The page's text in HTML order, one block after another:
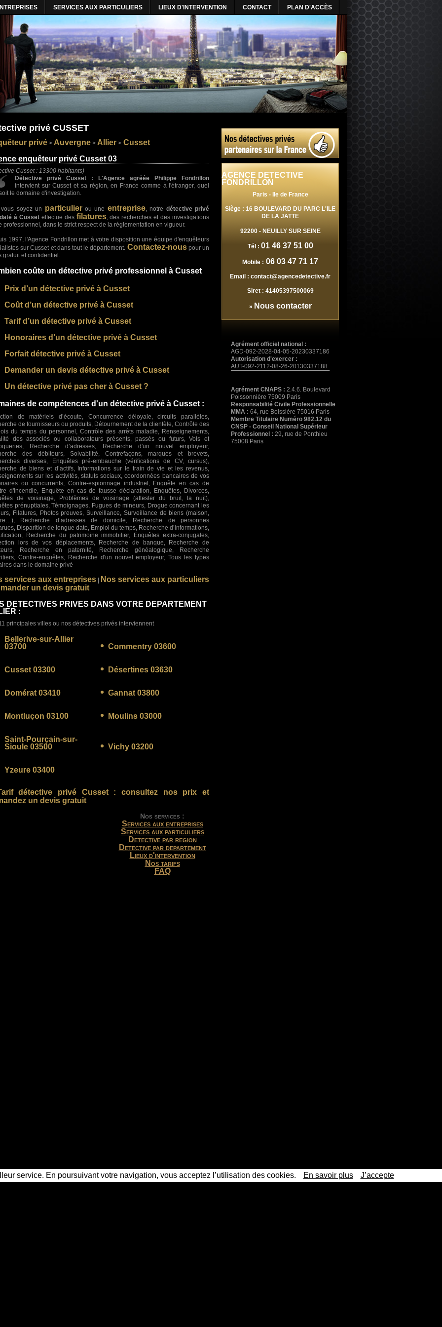
SERVICES AUX PARTICULIERS LIEUX D'INTERVENTION CONTACT PLAN D'ACCÈS
privé CUSSET
privé > Auvergne > Allier > Cusset
enquêteur privé Cusset 03
Cusset : 13300 habitants)
Détective privé Cusset : L'Agence agréée Philippe Fondrillon
intervient sur Cusset et sa région, en France comme à l'étranger, quel
le domaine d'investigation.
soyez un particulierou une entreprise, notre détective privé
à Cusseteffectue des filatures, des recherches et des investigations
professionnel, dans le strict respect de la réglementation en vigueur.
1997, l'Agence Fondrillon met à votre disposition une équipe d'enquêteurs
sur Cusset et dans tout le département. Contactez-nouspour un
gratuit et confidentiel.
coûte un détective privé professionnel à Cusset
Prix d’un détective privé à Cusset
Coût d’un détective privé à Cusset
Tarif d’un détective privé à Cusset
Honoraires d’un détective privé à Cusset
Forfait détective privé à Cusset
Demander un devis détective privé à Cusset
Un détective privé pas cher à Cusset ?
de compétences d'un détective privé à Cusset :
de matériels d’écoute, Concurrence déloyale, circuits parallèles,
de fournisseurs ou produits, Détournement de la clientèle, Contrôle des
du temps du personnel, Contrôle des arrêts maladie, Renseignements,
des associés ou collaborateurs présents, passés ou futurs, Vols et
Recherche d’adresses, Recherche d'un nouvel employeur,
des débiteurs, Solvabilité, Contrefaçons, marques et brevets,
diverses, Enquêtes pré-embauche (vérifications de CV, cursus),
de biens et d’actifs, Informations sur le train de vie et les revenus,
sur les activités, statuts sociaux, coordonnées bancaires de vos
ou concurrents, Contre-espionnage industriel, Enquête en cas de
d'incendie, Enquête en cas de fausse déclaration, Enquêtes, Divorces,
de voisinage, Problèmes de voisinage (attester du bruit, la nuit),
prénuptiales, Témoignages, Fugues de mineurs, Drogue concernant les
Filatures, Photos preuves, Surveillance, Surveillance de biens (maison,
Recherche d’adresses de domicile, Recherche de personnes
Disparition de longue date, Emploi du temps, Recherche d’informations,
Recherche du patrimoine immobilier, Enquêtes extra-conjugales,
lors de vos déplacements, Recherche de banque, Recherche de
Recherche en paternité, Recherche généalogique, Recherche
Contre-enquêtes, Recherche d'un nouvel employeur, Tous les types
dans le domaine privé
services aux entreprises Nos services aux particuliers
un devis gratuit
DETECTIVES PRIVES DANS VOTRE DEPARTEMENT
:
principales villes ou nos détectives privés interviennent
Bellerive-sur-Allier
03700
Commentry 03600
Cusset 03300 Désertines 03630
Domérat 03410 Gannat 03800
Montluçon 03100 Moulins 03000
Saint-Pourçain-sur-
Sioule 03500
Vichy 03200
Yzeure 03400
détective privé Cusset: consultez nos prix et
un devis gratuit
AGENCE DETECTIVE
FONDRILLON
Paris - Ile de France
Siège : 16 BOULEVARD DU PARC L'ILE
DE LA JATTE
92200- NEUILLY SUR SEINE
Tél : 01 46 37 51 00
Mobile : 06 03 47 71 17
Email : contact@agencedetective.fr
Siret : 41405397500069
» Nous contacter
Agrément officiel national :
AGD-092-2028-04-05-20230337186
Autorisation d'exercer :
AUT-092-2112-08-26-20130337188
Agrément CNAPS : 2.4.6. Boulevard
Poissonnière 75009 Paris
Responsabilité Civile Professionnelle
MMA : 64, rue Boissière 75016 Paris
Membre Titulaire Numéro 982.12 du
CNSP - Conseil National Supérieur
Professionnel : 29, rue de Ponthieu
75008 Paris
Nos services :
Services aux entreprises
Services aux particuliers
Detective par region
Detective par departement
Lieux d'intervention
Nos tarifs
FAQ
service. En poursuivant votre navigation, vous acceptez l’utilisation des cookies. En savoir plus J’accepte